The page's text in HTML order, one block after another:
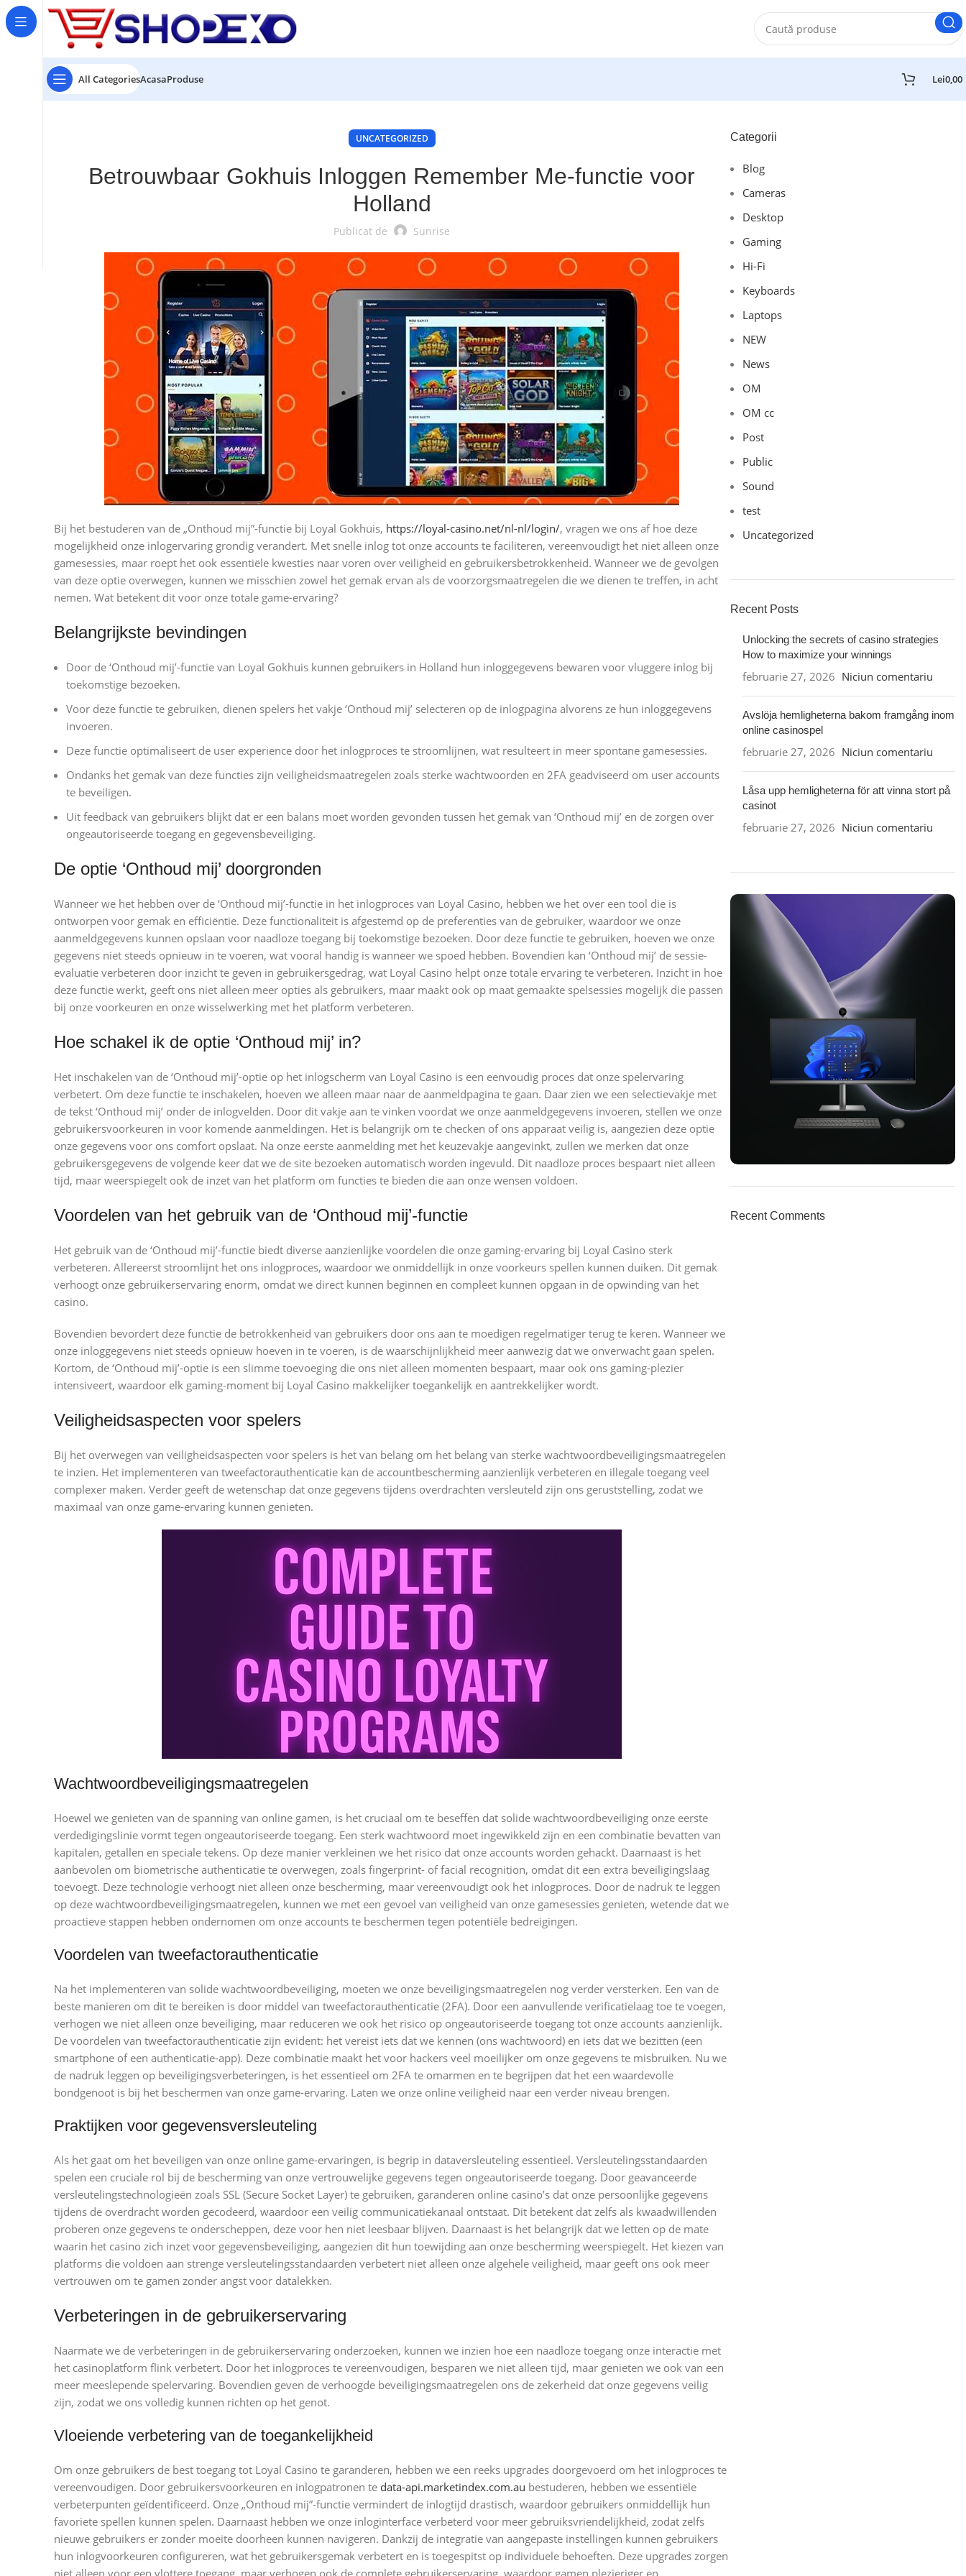
All CategoriesAcasaProduse Lei0,00
UNCATEGORIZED
Betrouwbaar Gokhuis Inloggen Remember Me-functie voor
Holland
Publicat de Sunrise
Bij het bestuderen van de „Onthoud mij”-functie bij Loyal Gokhuis, https://loyal-casino.net/nl-nl/login/, vragen we ons af hoe deze
mogelijkheid onze inlogervaring grondig verandert. Met snelle inlog tot onze accounts te faciliteren, vereenvoudigt het niet alleen onze
gamesessies, maar roept het ook essentiële kwesties naar voren over veiligheid en gebruikersbetrokkenheid. Wanneer we de gevolgen
van deze optie overwegen, kunnen we misschien zowel het gemak ervan als de voorzorgsmaatregelen die we dienen te treffen, in acht
nemen. Wat betekent dit voor onze totale game-ervaring?
Belangrijkste bevindingen
Door de ‘Onthoud mij’-functie van Loyal Gokhuis kunnen gebruikers in Holland hun inloggegevens bewaren voor vluggere inlog bij
toekomstige bezoeken.
Voor deze functie te gebruiken, dienen spelers het vakje ‘Onthoud mij’ selecteren op de inlogpagina alvorens ze hun inloggegevens
invoeren.
Deze functie optimaliseert de user experience door het inlogproces te stroomlijnen, wat resulteert in meer spontane gamesessies.
Ondanks het gemak van deze functies zijn veiligheidsmaatregelen zoals sterke wachtwoorden en 2FA geadviseerd om user accounts
te beveiligen.
Uit feedback van gebruikers blijkt dat er een balans moet worden gevonden tussen het gemak van ‘Onthoud mij’ en de zorgen over
ongeautoriseerde toegang en gegevensbeveiliging.
De optie ‘Onthoud mij’ doorgronden
Wanneer we het hebben over de ‘Onthoud mij’-functie in het inlogproces van Loyal Casino, hebben we het over een tool die is
ontworpen voor gemak en efficiëntie. Deze functionaliteit is afgestemd op de preferenties van de gebruiker, waardoor we onze
aanmeldgegevens kunnen opslaan voor naadloze toegang bij toekomstige bezoeken. Door deze functie te gebruiken, hoeven we onze
gegevens niet steeds opnieuw in te voeren, wat vooral handig is wanneer we spoed hebben. Bovendien kan ‘Onthoud mij’ de sessie-
evaluatie verbeteren door inzicht te geven in gebruikersgedrag, wat Loyal Casino helpt onze totale ervaring te verbeteren. Inzicht in hoe
deze functie werkt, geeft ons niet alleen meer opties als gebruikers, maar maakt ook op maat gemaakte spelsessies mogelijk die passen
bij onze voorkeuren en onze wisselwerking met het platform verbeteren.
Hoe schakel ik de optie ‘Onthoud mij’ in?
Het inschakelen van de ‘Onthoud mij’-optie op het inlogscherm van Loyal Casino is een eenvoudig proces dat onze spelervaring
verbetert. Om deze functie te inschakelen, hoeven we alleen maar naar de aanmeldpagina te gaan. Daar zien we een selectievakje met
de tekst ‘Onthoud mij’ onder de inlogvelden. Door dit vakje aan te vinken voordat we onze aanmeldgegevens invoeren, stellen we onze
gebruikersvoorkeuren in voor komende aanmeldingen. Het is belangrijk om te checken of ons apparaat veilig is, aangezien deze optie
onze gegevens voor ons comfort opslaat. Na onze eerste aanmelding met het keuzevakje aangevinkt, zullen we merken dat onze
gebruikersgegevens de volgende keer dat we de site bezoeken automatisch worden ingevuld. Dit naadloze proces bespaart niet alleen
tijd, maar weerspiegelt ook de inzet van het platform om functies te bieden die aan onze wensen voldoen.
Voordelen van het gebruik van de ‘Onthoud mij’-functie
Het gebruik van de ‘Onthoud mij’-functie biedt diverse aanzienlijke voordelen die onze gaming-ervaring bij Loyal Casino sterk
verbeteren. Allereerst stroomlijnt het ons inlogproces, waardoor we onmiddellijk in onze voorkeurs spellen kunnen duiken. Dit gemak
verhoogt onze gebruikerservaring enorm, omdat we direct kunnen beginnen en compleet kunnen opgaan in de opwinding van het
casino.
Bovendien bevordert deze functie de betrokkenheid van gebruikers door ons aan te moedigen regelmatiger terug te keren. Wanneer we
onze inloggegevens niet steeds opnieuw hoeven in te voeren, is de waarschijnlijkheid meer aanwezig dat we onverwacht gaan spelen.
Kortom, de ‘Onthoud mij’-optie is een slimme toevoeging die ons niet alleen momenten bespaart, maar ook ons gaming-plezier
intensiveert, waardoor elk gaming-moment bij Loyal Casino makkelijker toegankelijk en aantrekkelijker wordt.
Veiligheidsaspecten voor spelers
Bij het overwegen van veiligheidsaspecten voor spelers is het van belang om het belang van sterke wachtwoordbeveiligingsmaatregelen
te inzien. Het implementeren van tweefactorauthenticatie kan de accountbescherming aanzienlijk verbeteren en illegale toegang veel
complexer maken. Verder geeft de wetenschap dat onze gegevens tijdens overdrachten versleuteld zijn ons geruststelling, zodat we
maximaal van onze game-ervaring kunnen genieten.
Wachtwoordbeveiligingsmaatregelen
Hoewel we genieten van de spanning van online gamen, is het cruciaal om te beseffen dat solide wachtwoordbeveiliging onze eerste
verdedigingslinie vormt tegen ongeautoriseerde toegang. Een sterk wachtwoord moet ingewikkeld zijn en een combinatie bevatten van
kapitalen, getallen en speciale tekens. Op deze manier verkleinen we het risico dat onze accounts worden gehackt. Daarnaast is het
aanbevolen om biometrische authenticatie te overwegen, zoals fingerprint- of facial recognition, omdat dit een extra beveiligingslaag
toevoegt. Deze technologie verhoogt niet alleen onze bescherming, maar vereenvoudigt ook het inlogproces. Door de nadruk te leggen
op deze wachtwoordbeveiligingsmaatregelen, kunnen we met een gevoel van veiligheid van onze gamesessies genieten, wetende dat we
proactieve stappen hebben ondernomen om onze accounts te beschermen tegen potentiële bedreigingen.
Voordelen van tweefactorauthenticatie
Na het implementeren van solide wachtwoordbeveiliging, moeten we onze beveiligingsmaatregelen nog verder versterken. Een van de
beste manieren om dit te bereiken is door middel van tweefactorauthenticatie (2FA). Door een aanvullende verificatielaag toe te voegen,
verhogen we niet alleen onze beveiliging, maar reduceren we ook het risico op ongeautoriseerde toegang tot onze accounts aanzienlijk.
De voordelen van tweefactorauthenticatie zijn evident: het vereist iets dat we kennen (ons wachtwoord) en iets dat we bezitten (een
smartphone of een authenticatie-app). Deze combinatie maakt het voor hackers veel moeilijker om onze gegevens te misbruiken. Nu we
de nadruk leggen op beveiligingsverbeteringen, is het essentieel om 2FA te omarmen en te begrijpen dat het een waardevolle
bondgenoot is bij het beschermen van onze game-ervaring. Laten we onze online veiligheid naar een verder niveau brengen.
Praktijken voor gegevensversleuteling
Als het gaat om het beveiligen van onze online game-ervaringen, is begrip in dataversleuteling essentieel. Versleutelingsstandaarden
spelen een cruciale rol bij de bescherming van onze vertrouwelijke gegevens tegen ongeautoriseerde toegang. Door geavanceerde
versleutelingstechnologieën zoals SSL (Secure Socket Layer) te gebruiken, garanderen online casino’s dat onze persoonlijke gegevens
tijdens de overdracht worden gecodeerd, waardoor een veilig communicatiekanaal ontstaat. Dit betekent dat zelfs als kwaadwillenden
proberen onze gegevens te onderscheppen, deze voor hen niet leesbaar blijven. Daarnaast is het belangrijk dat we letten op de mate
waarin het casino zich inzet voor gegevensbeveiliging, aangezien dit hun toewijding aan onze bescherming weerspiegelt. Het kiezen van
platforms die voldoen aan strenge versleutelingsstandaarden verbetert niet alleen onze algehele veiligheid, maar geeft ons ook meer
vertrouwen om te gamen zonder angst voor datalekken.
Verbeteringen in de gebruikerservaring
Naarmate we de verbeteringen in de gebruikerservaring onderzoeken, kunnen we inzien hoe een naadloze toegang onze interactie met
het casinoplatform flink verbetert. Door het inlogproces te vereenvoudigen, besparen we niet alleen tijd, maar genieten we ook van een
meer meeslepende spelervaring. Bovendien geven de verhoogde beveiligingsmaatregelen ons de zekerheid dat onze gegevens veilig
zijn, zodat we ons volledig kunnen richten op het genot.
Vloeiende verbetering van de toegankelijkheid
Om onze gebruikers de best toegang tot Loyal Casino te garanderen, hebben we een reeks upgrades doorgevoerd om het inlogproces te
vereenvoudigen. Door gebruikersvoorkeuren en inlogpatronen te data-api.marketindex.com.au bestuderen, hebben we essentiële
verbeterpunten geïdentificeerd. Onze „Onthoud mij”-functie vermindert de inlogtijd drastisch, waardoor gebruikers onmiddellijk hun
favoriete spellen kunnen spelen. Daarnaast hebben we onze inloginterface verbeterd voor meer gebruiksvriendelijkheid, zodat zelfs
nieuwe gebruikers er zonder moeite doorheen kunnen navigeren. Dankzij de integratie van aangepaste instellingen kunnen gebruikers
hun inlogvoorkeuren configureren, wat het gebruikersgemak verbetert en is toegespitst op individuele behoeften. Deze upgrades zorgen
niet alleen voor een vlottere toegang, maar verhogen ook de complete gebruikerservaring, waardoor gamen plezieriger en
Categorii
Blog
Cameras
Desktop
Gaming
Hi-Fi
Keyboards
Laptops
NEW
News
OM
OM cc
Post
Public
Sound
test
Uncategorized
Recent Posts
Unlocking the secrets of casino strategies
How to maximize your winnings
februarie 27, 2026 Niciun comentariu
Avslöja hemligheterna bakom framgång inom
online casinospel
februarie 27, 2026 Niciun comentariu
Låsa upp hemligheterna för att vinna stort på
casinot
februarie 27, 2026 Niciun comentariu
HP Envy 34
Recent Comments